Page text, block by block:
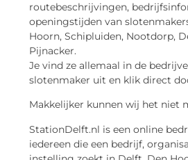
routebeschrijvingen,
openingstijden van
Hoorn, Schipluiden, Nootdorp,
Pijnacker.
Je vind ze allemaal in de
slotenmaker uit en klik direct
Makkelijker kunnen wij het niet
StationDelft.nl is een online
iedereen die een bedrijf,